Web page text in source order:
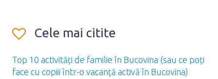
Cele mai citite
Top 10 activități de familie în Bucovina (sau ce poți
face cu copiii într-o vacanță activă în Bucovina)